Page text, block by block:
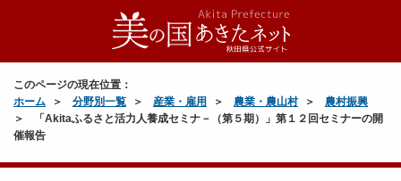
このページの現在位置：
ホーム
分野別一覧 産業・雇用 農業・農山村
農村振興
「Akitaふるさと活力人養成セミナ－（第５期）」第１２回セミナーの開
催報告